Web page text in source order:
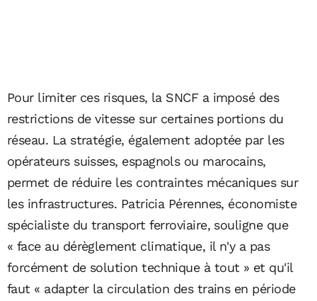
Pour limiter ces risques, la SNCF a imposé des
restrictions de vitesse sur certaines portions du
réseau. La stratégie, également adoptée par les
opérateurs suisses, espagnols ou marocains,
permet de réduire les contraintes mécaniques sur
les infrastructures. Patricia Pérennes, économiste
spécialiste du transport ferroviaire, souligne que
« face au dérèglement climatique, il n'y a pas
forcément de solution technique à tout » et qu'il
faut « adapter la circulation des trains en période